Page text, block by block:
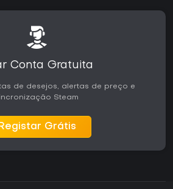
Conta Gratuita
de desejos, alertas de preço e
Steam
Grátis